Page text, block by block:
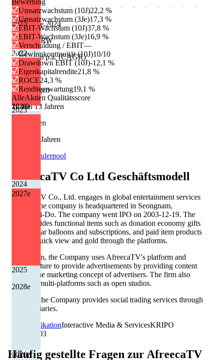
2025
2026e
2027e
2028e
2022
2023
2024
2025
2026e
Bewertung
Umsatzwachstum (10J)22,2 %
Umsatzwachstum (3Je)17,3 %
EBIT-Wachstum (10J)37,8 %
EBIT-Wachstum (3Je)16,9 %
Verschuldung / EBIT—
Gewinnkontinuität (10J)10/10
Drawdown EBIT (10J)-12,1 %
Eigenkapitalrendite21,8 %
ROCE24,3 %
Renditeerwartung19,1 %
AlleAktien Qualitätsscore
10/10
'10 '14 '16 '17 '18 '20 '21 '22 '23 '24 '25
Dividende 2024
850.00 KRW
Wachstum p.a. (CAGR)
+20,8 %
Erhöhungen
11 von 13 Jahren
Kürzungen
1 von 13 Jahren
Quelle: Eulerpool
AfreecaTV Co Ltd Geschäftsmodell
AfreecaTV Co., Ltd. engages in global entertainment services
online. The company is headquartered in Seongnam,
Gyeonggi-Do. The company went IPO on 2003-12-19. The
firm provides functional items such as donation economy gifts
such as star balloons and subscriptions, and paid item products
such as quick view and gold through the platforms.
In addition, the Company uses AfreecaTV's platform and
infrastructure to provide advertisements by providing content
that fits the marketing concept of advertisers. The firm also
operates multi-platforms such as open studios.
Besides, the Company provides social trading services through
its subsidiaries.
KommunikationInteractive Media & ServicesKRIPO
19.12.2003
Häufig gestellte Fragen zur AfreecaTV